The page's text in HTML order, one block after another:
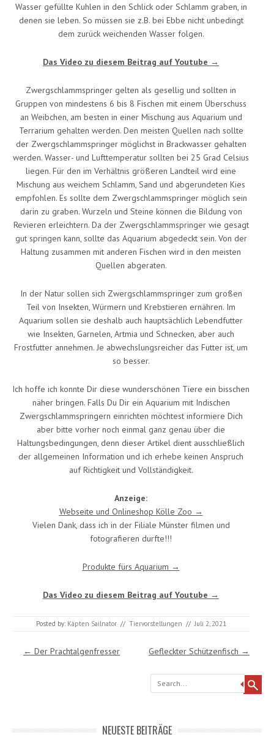
Wasser gefüllte Kuhlen in den Schlick oder Schlamm graben, in
denen sie leben. So müssen sie z.B. bei Ebbe nicht unbedingt
dem zurück weichenden Wasser folgen.
Das Video zu diesem Beitrag auf Youtube →
Zwergschlammspringer gelten als gesellig und sollten in
Gruppen von mindestens 6 bis 8 Fischen mit einem Überschuss
an Weibchen, am besten in einer Mischung aus Aquarium und
Terrarium gehalten werden. Den meisten Quellen nach sollte
der Zwergschlammspringer möglichst in Brackwasser gehalten
werden. Wasser- und Lufttemperatur sollten bei 25 Grad Celsius
liegen. Für den im Verhältnis größeren Landteil wird eine
Mischung aus weichem Schlamm, Sand und abgerundeten Kies
empfohlen. Es sollte dem Zwergschlammspringer möglich sein
darin zu graben. Wurzeln und Steine können die Bildung von
Revieren erleichtern. Da der Zwergschlammspringer wie gesagt
gut springen kann, sollte das Aquarium abgedeckt sein. Von der
Haltung zusammen mit anderen Fischen wird in den meisten
Quellen abgeraten.
In der Natur sollen sich Zwergschlammspringer zum großen
Teil von Insekten, Würmern und Krebstieren ernähren. Im
Aquarium sollen sie deshalb auch hauptsächlich Lebendfutter
wie Insekten, Garnelen, Artmia und Schnecken, aber auch
Frostfutter annehmen. Je abwechslungsreicher das Futter ist, um
so besser.
Ich hoffe ich konnte Dir diese wunderschönen Tiere ein bisschen
näher bringen. Falls Du Dir ein Aquarium mit Indischen
Zwergschlammspringern einrichten möchtest informiere Dich
aber bitte vorher noch einmal ganz genau über die
Haltungsbedingungen, denn dieser Artikel dient ausschließlich
der allgemeinen Information und ich erhebe keinen Anspruch
auf Richtigkeit und Vollständigkeit.
Anzeige:
Webseite und Onlineshop Kölle Zoo →
Vielen Dank, dass ich in der Filiale Münster filmen und
fotografieren durfte!!!
Produkte fürs Aquarium →
Das Video zu diesem Beitrag auf Youtube →
Posted by: Käpten Sailnator // Tiervorstellungen // Juli 2, 2021
Post navigation
← Der Prachtalgenfresser Gefleckter Schützenfisch →
Search
NEUESTE BEITRÄGE